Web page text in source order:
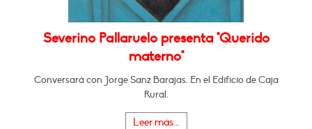
Severino Pallaruelo presenta "Querido
materno"
Conversará con Jorge Sanz Barajas. En el Edificio de Caja
Rural.
Leer más...